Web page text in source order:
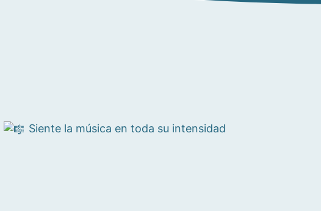
Siente la música en toda su intensidad